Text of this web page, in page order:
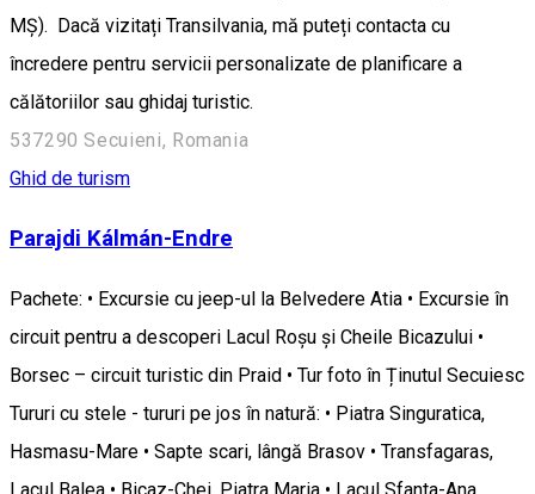
MȘ). Dacă vizitați Transilvania, mă puteți contacta cu
încredere pentru servicii personalizate de planificare a
călătoriilor sau ghidaj turistic.
537290 Secuieni, Romania
Ghid de turism
Parajdi Kálmán-Endre
Pachete: • Excursie cu jeep-ul la Belvedere Atia • Excursie în
circuit pentru a descoperi Lacul Roșu și Cheile Bicazului •
Borsec – circuit turistic din Praid • Tur foto în Ținutul Secuiesc
Tururi cu stele - tururi pe jos în natură: • Piatra Singuratica,
Hasmasu-Mare • Sapte scari, lângă Brasov • Transfagaras,